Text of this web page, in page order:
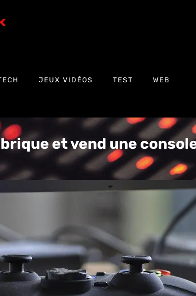
JEUX VIDÉOS TEST WEB
et vend une